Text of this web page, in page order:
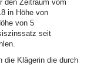
den Zeitraum vom
in Höhe von
von 5
seit
die Klägerin die durch